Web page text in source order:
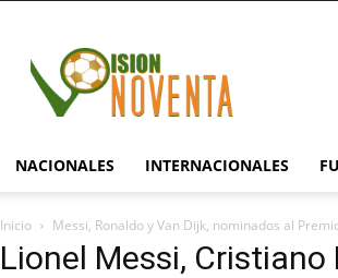
NACIONALES INTERNACIONALES
Inicio Messi, Ronaldo y Van Dijk, nominados al
Lionel Messi, Cristiano